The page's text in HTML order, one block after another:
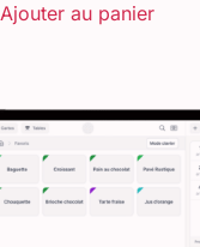
Ajouter au panier